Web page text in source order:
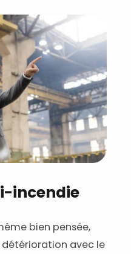
incendie
bien pensée,
détérioration avec le